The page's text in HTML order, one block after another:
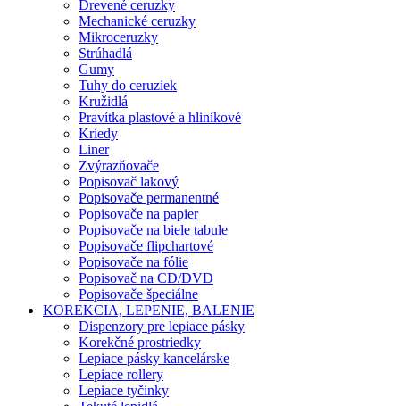
Drevené ceruzky
Mechanické ceruzky
Mikroceruzky
Strúhadlá
Gumy
Tuhy do ceruziek
Kružidlá
Pravítka plastové a hliníkové
Kriedy
Liner
Zvýrazňovače
Popisovač lakový
Popisovače permanentné
Popisovače na papier
Popisovače na biele tabule
Popisovače flipchartové
Popisovače na fólie
Popisovač na CD/DVD
Popisovače špeciálne
KOREKCIA, LEPENIE, BALENIE
Dispenzory pre lepiace pásky
Korekčné prostriedky
Lepiace pásky kancelárske
Lepiace rollery
Lepiace tyčinky